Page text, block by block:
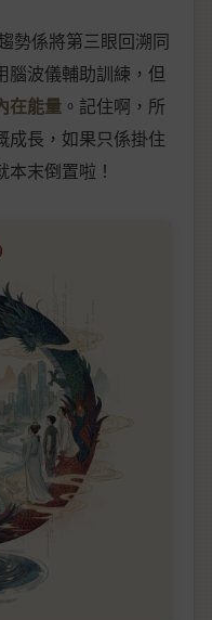
勢係將第三眼回溯同
腦波儀輔助訓練，但
在能量 。記住啊，所
成長，如果只係掛住
末倒置啦！